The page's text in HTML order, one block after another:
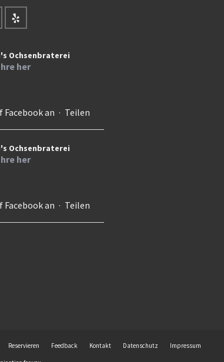
Ochsenbraterei
her
Facebook an · Teilen
Ochsenbraterei
her
Facebook an · Teilen
Reservieren Feedback Kontakt Datenschutz Impressum